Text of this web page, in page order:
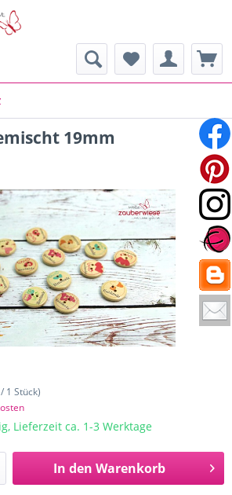
19mm
1 Stück)
Lieferzeit ca. 1-3 Werktage
In den Warenkorb